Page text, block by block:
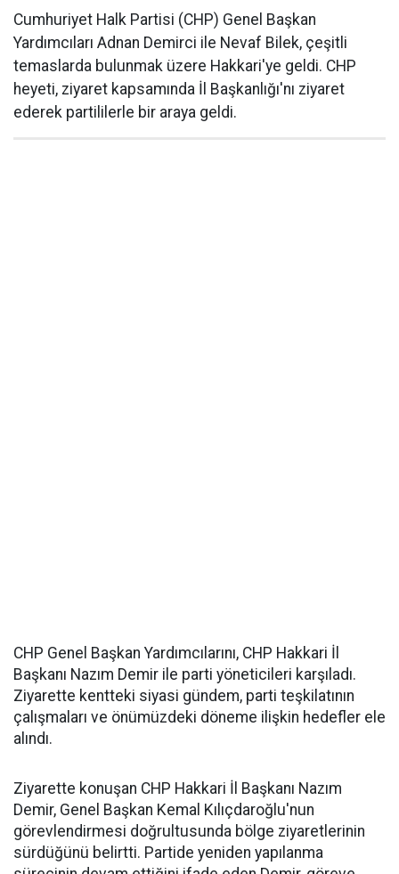
Cumhuriyet Halk Partisi (CHP) Genel Başkan
Yardımcıları Adnan Demirci ile Nevaf Bilek, çeşitli
temaslarda bulunmak üzere Hakkari'ye geldi. CHP
heyeti, ziyaret kapsamında İl Başkanlığı'nı ziyaret
ederek partililerle bir araya geldi.
CHP Genel Başkan Yardımcılarını, CHP Hakkari İl
Başkanı Nazım Demir ile parti yöneticileri karşıladı.
Ziyarette kentteki siyasi gündem, parti teşkilatının
çalışmaları ve önümüzdeki döneme ilişkin hedefler ele
alındı.
Ziyarette konuşan CHP Hakkari İl Başkanı Nazım
Demir, Genel Başkan Kemal Kılıçdaroğlu'nun
görevlendirmesi doğrultusunda bölge ziyaretlerinin
sürdüğünü belirtti. Partide yeniden yapılanma